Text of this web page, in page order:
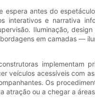
antes do
e narrativa
Iluminação,
em camadas —
implementam
acessíveis com
Os
atração ou a chegar a